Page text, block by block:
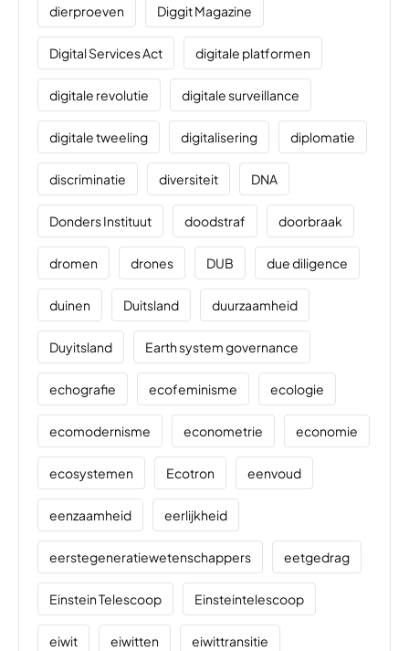
dierproeven Diggit Magazine
Digital Services Act digitale platformen
digitale revolutie digitale surveillance
digitale tweeling digitalisering diplomatie
discriminatie diversiteit DNA
Donders Instituut doodstraf doorbraak
dromen drones DUB due diligence
duinen Duitsland duurzaamheid
Duyitsland Earth system governance
echografie ecofeminisme ecologie
ecomodernisme econometrie economie
ecosystemen Ecotron eenvoud
eenzaamheid eerlijkheid
eerstegeneratiewetenschappers eetgedrag
Einstein Telescoop Einsteintelescoop
eiwit eiwitten eiwittransitie